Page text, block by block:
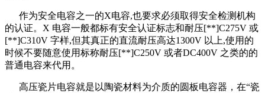
作为安全电容之一的X电容,也要求必须取得安全检测机构
的认证。X 电容一般都标有安全认证标志和耐压[**]C275V 或
[**]C310V 字样,但其真正的直流耐压高达1300V 以上,使用的
时候不要随意使用标称耐压[**]C250V 或者DC400V 之类的的
普通电容来代用。
高压瓷片电容就是以陶瓷材料为介质的圆板电容器，在“瓷